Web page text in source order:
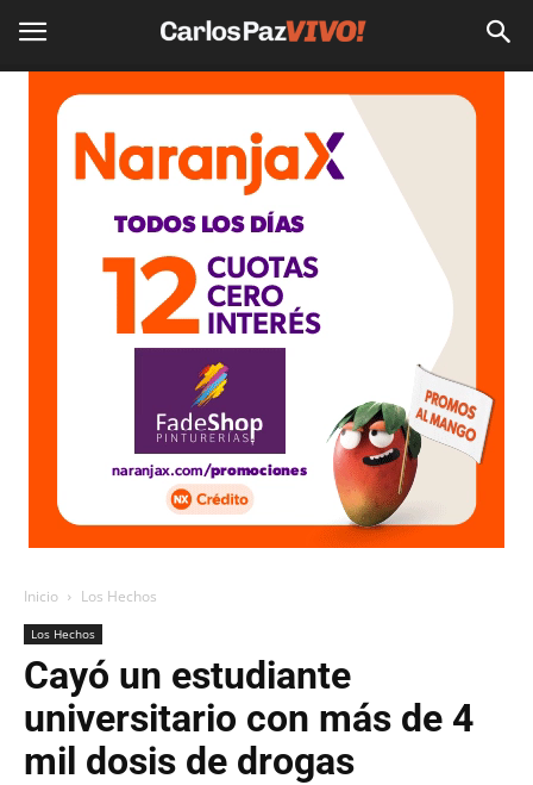
Inicio Los Hechos
Los Hechos
Cayó un estudiante
universitario con más de 4
mil dosis de drogas